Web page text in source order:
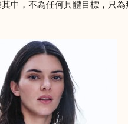
中，不為任何具體目標，只